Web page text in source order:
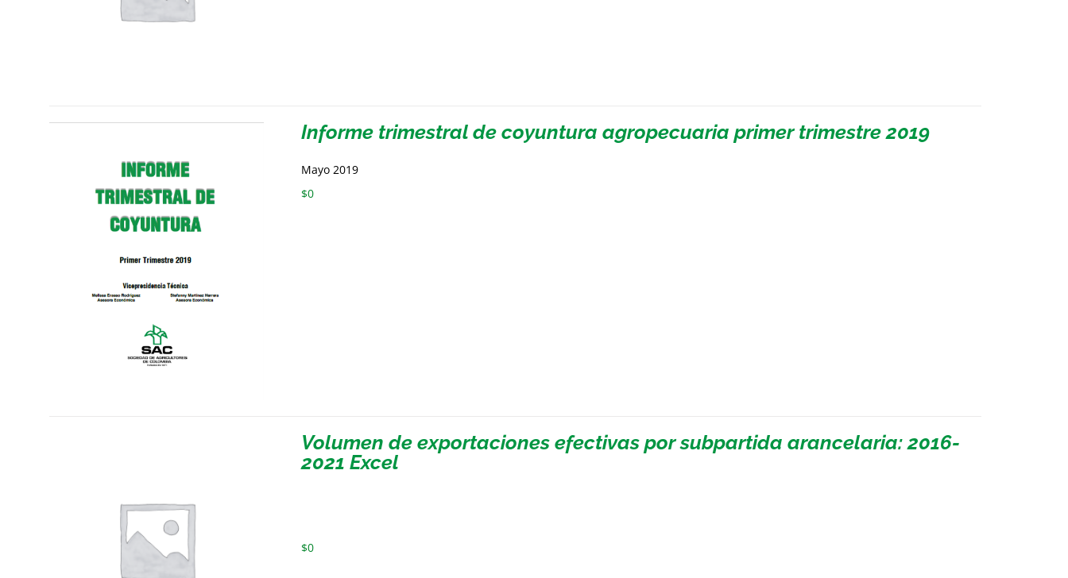
Informe trimestral de coyuntura agropecuaria primer trimestre 2019
Mayo 2019
$0
Volumen de exportaciones efectivas por subpartida arancelaria: 2016-
2021 Excel
$0